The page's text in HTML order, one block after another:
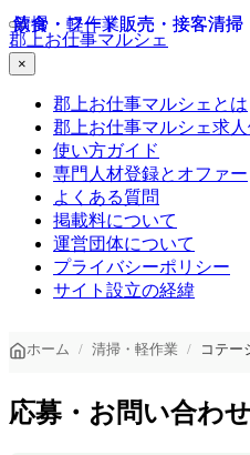
郡上お仕事マルシェ
×
郡上お仕事マルシェとは
郡上お仕事マルシェ求
使い方ガイド
専門人材登録とオファー
よくある質問
掲載料について
運営団体について
プライバシーポリシー
サイト設立の経緯
ホーム 清掃・軽作業 コテー
応募・お問い合わせ
飲食・フード販売・接客清掃
清掃・軽作業
飲食・フード販売・接客清掃